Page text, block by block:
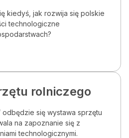
kiedyś, jak rozwija się polskie
technologiczne
rolniczego
odbędzie się wystawa sprzętu
na zapoznanie się z
technologicznymi.